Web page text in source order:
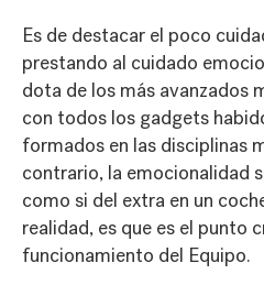
Es de destacar el poco
prestando al cuidado
dota de los más avanzados
con todos los gadgets
formados en las disciplinas
contrario, la emocionalidad
como si del extra en un
realidad, es que es el punto
funcionamiento del Equipo.